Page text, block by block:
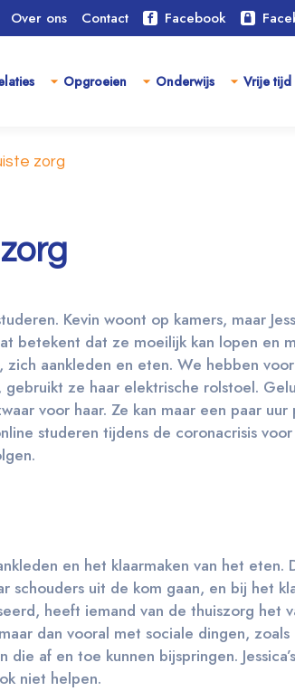
Over ons Contact Facebook
Opgroeien Onderwijs Vrije tijd
zorg
Kevin woont op kamers, maar
betekent dat ze moeilijk kan lopen en
aankleden en eten. We hebben
ze haar elektrische rolstoel.
voor haar. Ze kan maar een paar uur
studeren tijdens de coronacrisis
en het klaarmaken van het eten.
schouders uit de kom gaan, en bij het
heeft iemand van de thuiszorg het
dan vooral met sociale dingen,
af en toe kunnen bijspringen.
niet helpen.